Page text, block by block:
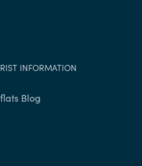
INFORMATION
Blog